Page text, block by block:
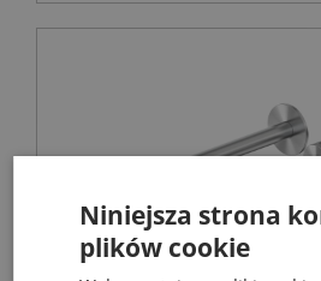
Niniejsza strona
plików cookie